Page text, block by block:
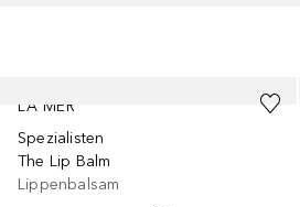
LA MER
Spezialisten
The Lip Balm
Lippenbalsam